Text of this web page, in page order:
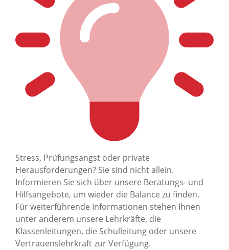
Stress, Prüfungsangst oder private
Herausforderungen? Sie sind nicht allein.
Informieren Sie sich über unsere Beratungs- und
Hilfsangebote, um wieder die Balance zu finden.
Für weiterführende Informationen stehen Ihnen
unter anderem unsere Lehrkräfte, die
Klassenleitungen, die Schulleitung oder unsere
Vertrauenslehrkraft zur Verfügung.